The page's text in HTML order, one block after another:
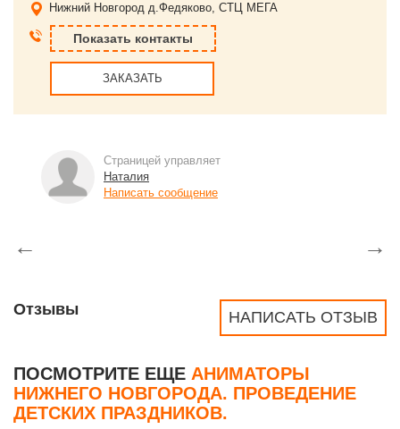
Нижний Новгород д.Федяково, СТЦ МЕГА
Показать контакты
ЗАКАЗАТЬ
Страницей управляет
Наталия
Написать сообщение
← →
НАПИСАТЬ ОТЗЫВ
Отзывы
ПОСМОТРИТЕ ЕЩЕ АНИМАТОРЫ
НИЖНЕГО НОВГОРОДА. ПРОВЕДЕНИЕ
ДЕТСКИХ ПРАЗДНИКОВ.